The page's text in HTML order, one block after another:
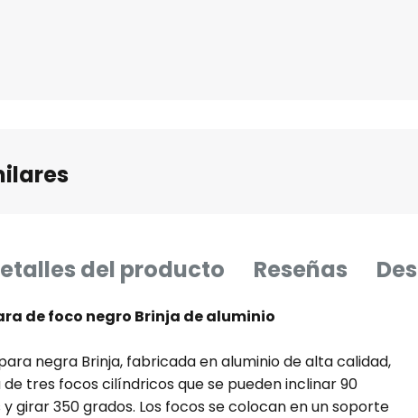
del producto Reseñas
de foco negro Brinja de aluminio
negra Brinja, fabricada en aluminio de alta calidad,
tres focos cilíndricos que se pueden inclinar 90
girar 350 grados. Los focos se colocan en un soporte